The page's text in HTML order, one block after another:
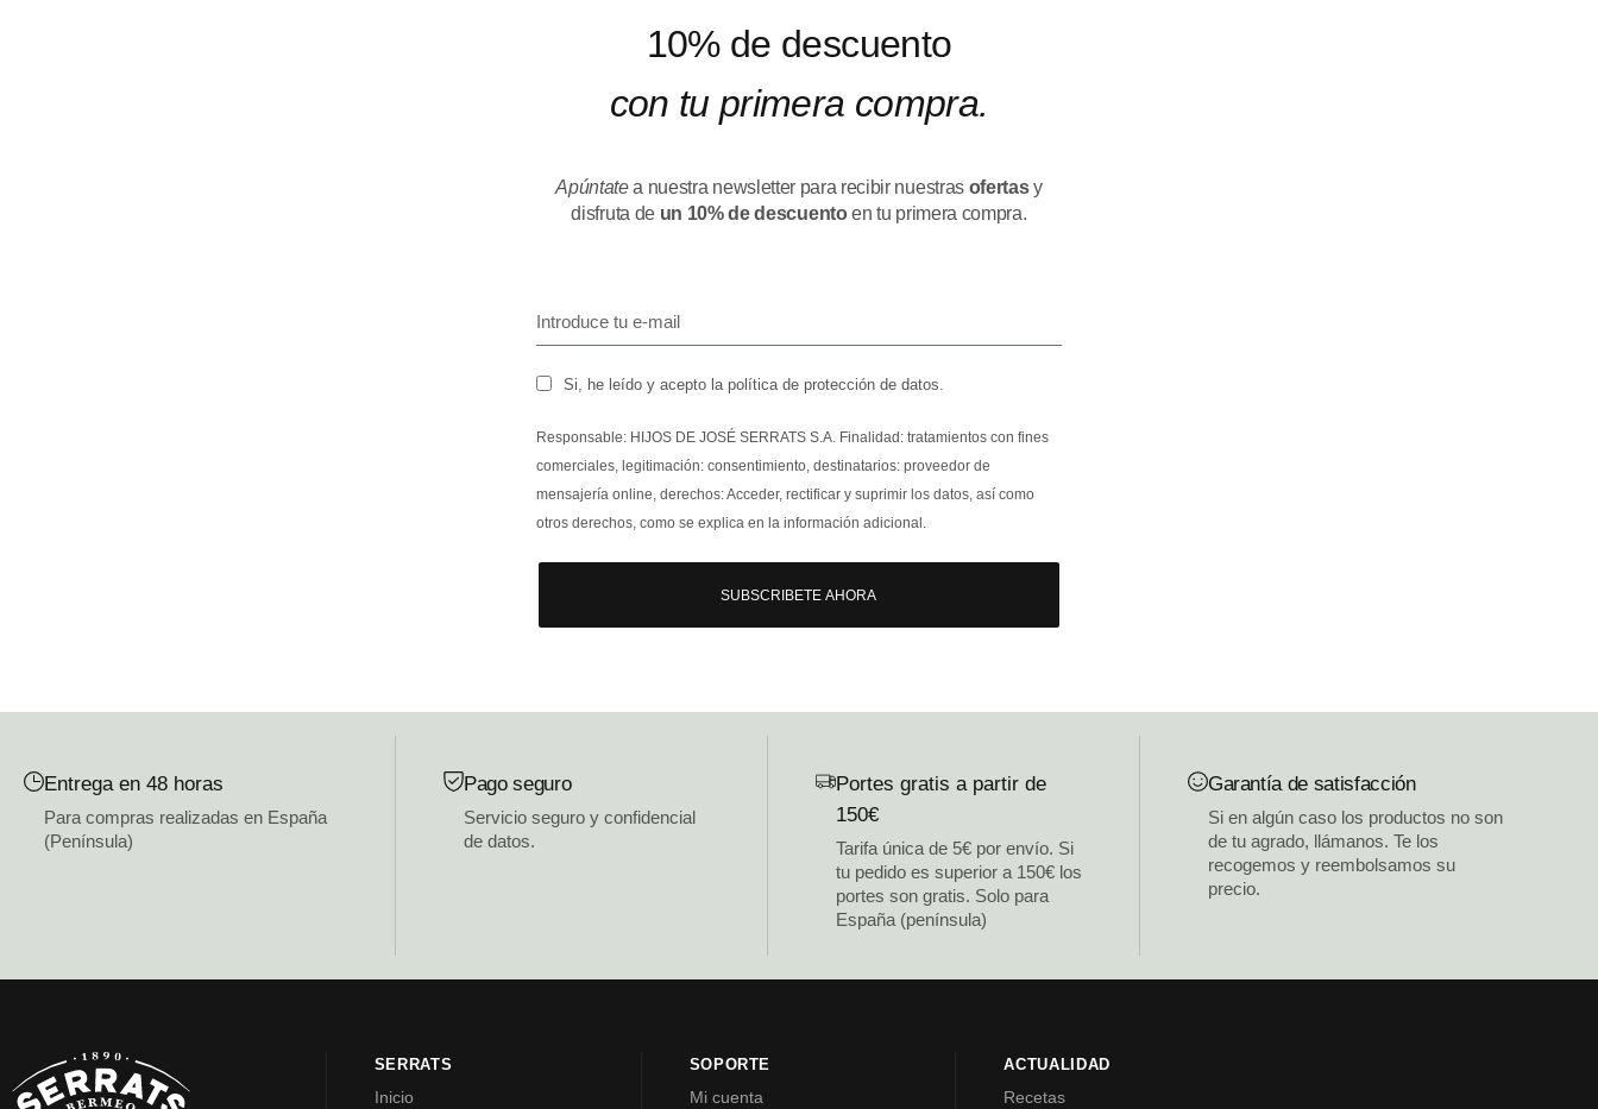
10% de descuento
con tu primera compra.
Apúntatea nuestra newsletter para recibir nuestras ofertasy
disfruta de un 10% de descuentoen tu primera compra.
Si, he leído y acepto la política de protección de datos.
Responsable: HIJOS DE JOSÉ SERRATS S.A. Finalidad: tratamientos con fines
comerciales, legitimación: consentimiento, destinatarios: proveedor de
mensajería online, derechos: Acceder, rectificar y suprimir los datos, así como
otros derechos, como se explica en la información adicional.
SUBSCRIBETE AHORA
Entrega en 48 horas
Para compras realizadas en España
(Península)
Pago seguro
Servicio seguro y confidencial
de datos.
Portes gratis a partir de
150€
Tarifa única de 5€ por envío. Si
tu pedido es superior a 150€ los
portes son gratis. Solo para
España (península)
Garantía de satisfacción
Si en algún caso los productos no son
de tu agrado, llámanos. Te los
recogemos y reembolsamos su
precio.
SERRATS
Inicio
SOPORTE
Mi cuenta
ACTUALIDAD
Recetas